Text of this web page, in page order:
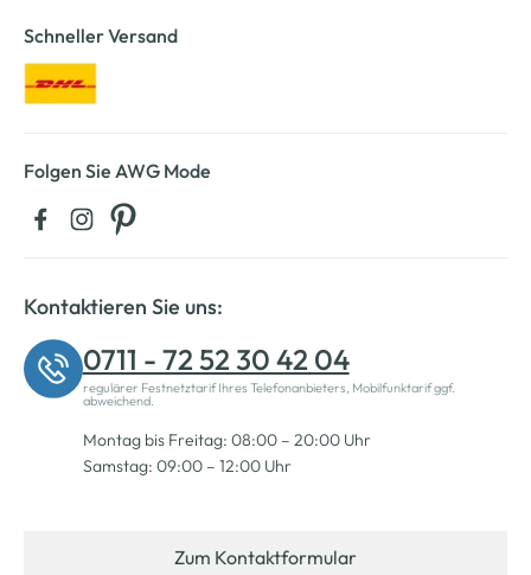
Schneller Versand
Folgen Sie AWG Mode
Kontaktieren Sie uns:
0711 - 72 52 30 42 04
regulärer Festnetztarif Ihres Telefonanbieters, Mobilfunktarif ggf.
abweichend.
Montag bis Freitag: 08:00 – 20:00 Uhr
Samstag: 09:00 – 12:00 Uhr
Zum Kontaktformular